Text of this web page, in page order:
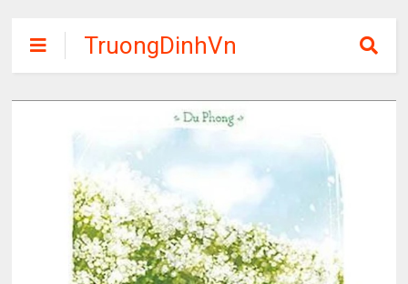
TruongDinhVn
Chia sẽ ebook,
các khóa học,
phần mềm học
tập miễn phí